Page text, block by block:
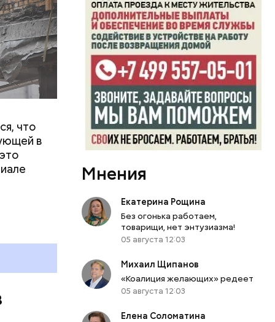
что
в
жилую,
Всего в
–
Мнения
Екатерина Рощина
Без огонька работаем,
товарищи, нет энтузиазма!
05 августа 12:03
Михаил Щипанов
«Коалиция желающих» редеет
05 августа 12:03
Елена Соломатина